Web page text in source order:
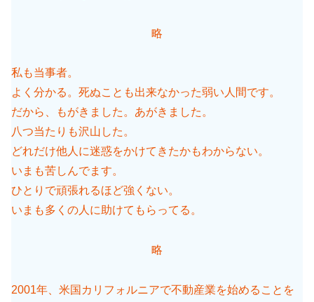
略
私も当事者。
よく分かる。死ぬことも出来なかった弱い人間です。
だから、もがきました。あがきました。
八つ当たりも沢山した。
どれだけ他人に迷惑をかけてきたかもわからない。
いまも苦しんでます。
ひとりで頑張れるほど強くない。
いまも多くの人に助けてもらってる。
略
2001年、米国カリフォルニアで不動産業を始めることを